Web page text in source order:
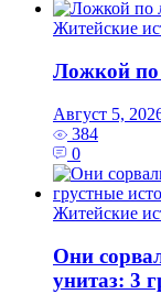
Житейские
Ложкой по
Август 5,
384
0
Житейские
Они
унитаз: 3